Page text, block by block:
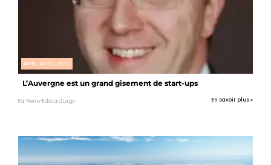
AGRI, AGRO, VÉTO
L’Auvergne est un grand gisement de start-ups
Par Pierre-Edouard Laigo En savoir plus »